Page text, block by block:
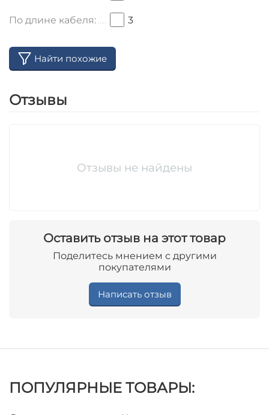
По длине кабеля: 3
Найти похожие
Отзывы
Отзывы не найдены
Оставить отзыв на этот товар
Поделитесь мнением с другими
покупателями
Написать отзыв
ПОПУЛЯРНЫЕ ТОВАРЫ: